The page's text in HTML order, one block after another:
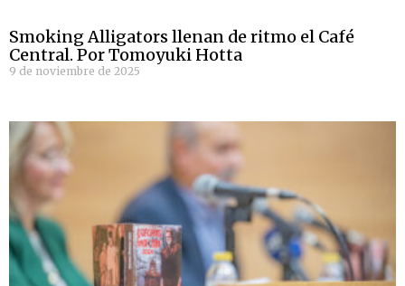
Smoking Alligators llenan de ritmo el Café
Central. Por Tomoyuki Hotta
9 de noviembre de 2025